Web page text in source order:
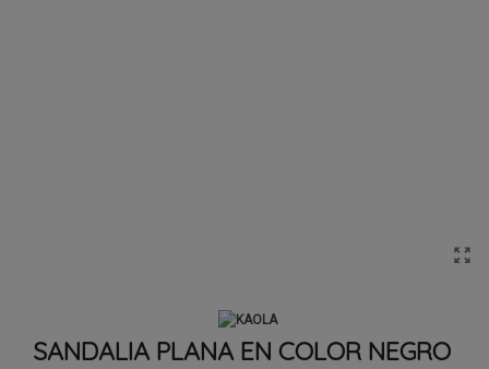
SANDALIA PLANA EN COLOR NEGRO